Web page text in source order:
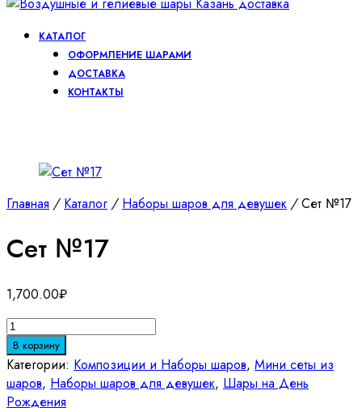
КАТАЛОГ
ОФОРМЛЕНИЕ ШАРАМИ
ДОСТАВКА
КОНТАКТЫ
Главная / Каталог / Наборы шаров для девушек /Сет №17
Сет №17
1,700.00₽
Количество
товара
Сет
№17
В корзину
Категории: Композиции и Наборы шаров, Мини сеты из
шаров, Наборы шаров для девушек, Шары на День
Рождения